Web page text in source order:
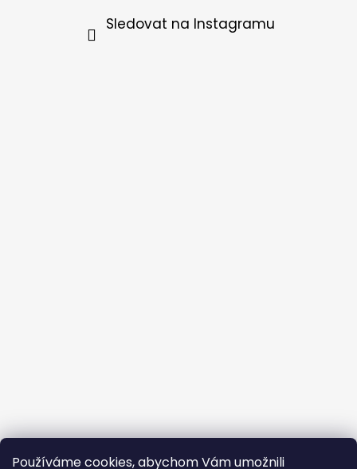
Používáme cookies, abychom Vám umožnili
Sledovat na Instagramu